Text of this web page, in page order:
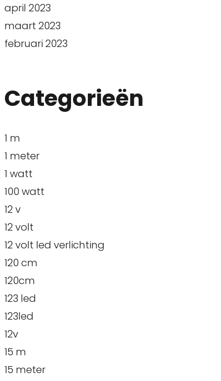
april 2023
maart 2023
februari 2023
Categorieën
1 m
1 meter
1 watt
100 watt
12 v
12 volt
12 volt led verlichting
120 cm
120cm
123 led
123led
12v
15 m
15 meter